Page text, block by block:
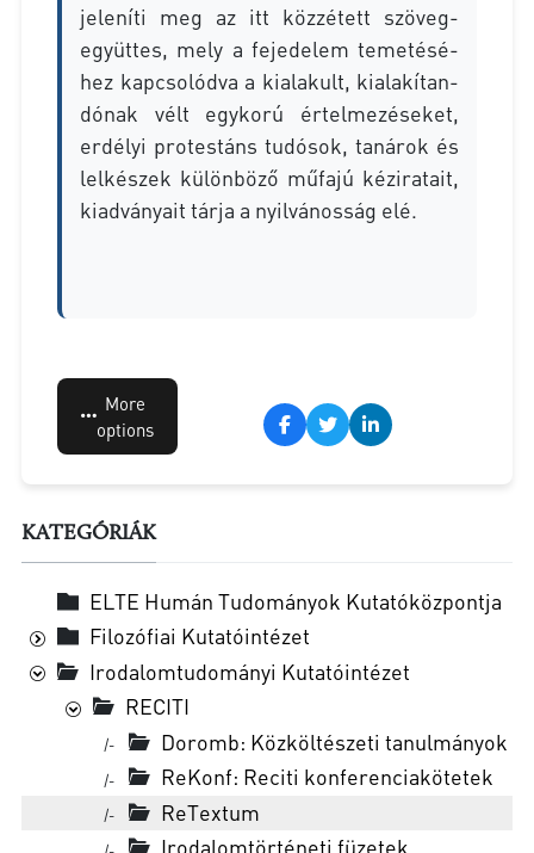
je­le­ní­ti meg az itt köz­zé­tett szö­veg­
együt­tes, mely a fe­je­de­lem te­me­té­sé­
hez kap­cso­lód­va a ki­ala­kult, ki­ala­kí­tan­
dó­nak vélt egy­ko­rú ér­tel­me­zé­se­ket,
er­dé­lyi pro­tes­táns tu­dó­sok, ta­ná­rok és
lel­ké­szek kü­lön­bö­ző mű­fa­jú kéz­ira­ta­it,
ki­ad­vá­nya­it tár­ja a nyil­vá­nos­ság elé.
More
options
KATEGÓRIÁK
ELTE Humán Tudományok Kutatóközpontja
Filozófiai Kutatóintézet
Irodalomtudományi Kutatóintézet
RECITI
|- Doromb: Közköltészeti tanulmányok
|- ReKonf: Re­ci­ti kon­fe­ren­cia­kö­te­tek
|- Re­Tex­tum
Iro­da­lom­tör­té­ne­ti fü­ze­tek